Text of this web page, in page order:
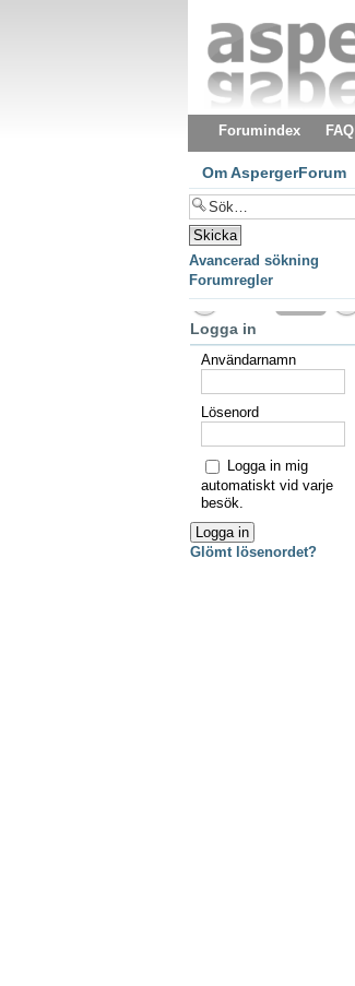
Forumindex FAQ
Om AspergerForum
Avancerad sökning
Forumregler
Logga in
Användarnamn
Lösenord
Logga in mig
automatiskt vid varje
besök.
Glömt lösenordet?